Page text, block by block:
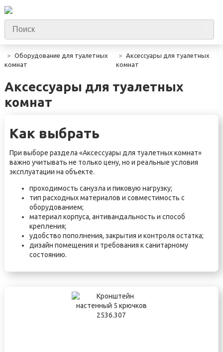
Оборудование для туалетных
комнат
Аксессуары для туалетных
комнат
Аксессуары для туалетных
комнат
Как выбрать
При выборе раздела «Аксессуары для туалетных комнат»
важно учитывать не только цену, но и реальные условия
эксплуатации на объекте.
проходимость санузла и пиковую нагрузку;
тип расходных материалов и совместимость с
оборудованием;
материал корпуса, антивандальность и способ
крепления;
удобство пополнения, закрытия и контроля остатка;
дизайн помещения и требования к санитарному
состоянию.